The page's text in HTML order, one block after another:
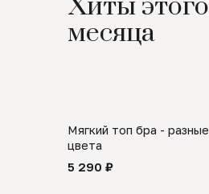
Хиты этого
месяца
Мягкий топ бра - разные
цвета
5 290 ₽